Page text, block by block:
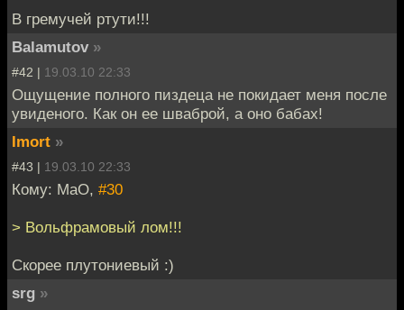
В гремучей ртути!!!
Balamutov »
#42 | 19.03.10 22:33
Ощущение полного пиздеца не покидает меня после
увиденого. Как он ее шваброй, а оно бабах!
Imort »
#43 | 19.03.10 22:33
Кому: MaO, #30
> Вольфрамовый лом!!!
Скорее плутониевый :)
srg »